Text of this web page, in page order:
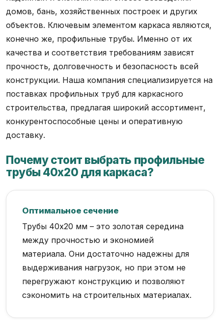
домов, бань, хозяйственных построек и других
объектов. Ключевым элементом каркаса являются,
конечно же, профильные трубы. Именно от их
качества и соответствия требованиям зависят
прочность, долговечность и безопасность всей
конструкции. Наша компания специализируется на
поставках профильных труб для каркасного
строительства, предлагая широкий ассортимент,
конкурентоспособные цены и оперативную
доставку.
Почему стоит выбрать профильные
трубы 40х20 для каркаса?
Оптимальное сечение
Трубы 40х20 мм – это золотая середина
между прочностью и экономией
материала. Они достаточно надежны для
выдерживания нагрузок, но при этом не
перегружают конструкцию и позволяют
сэкономить на строительных материалах.